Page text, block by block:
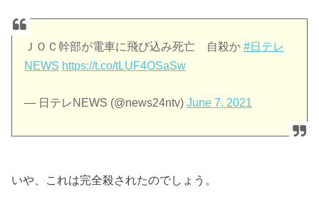
ＪＯＣ幹部が電車に飛び込み死亡 自殺か#日テレ
NEWS https://t.co/tLUF4OSaSw
— 日テレNEWS (@news24ntv)June 7, 2021
いや、これは完全殺されたのでしょう。